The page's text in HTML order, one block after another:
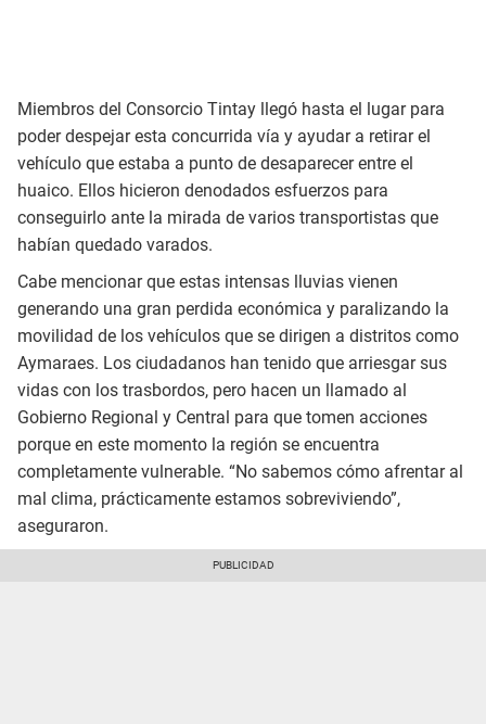
Miembros del Consorcio Tintay llegó hasta el lugar para
poder despejar esta concurrida vía y ayudar a retirar el
vehículo que estaba a punto de desaparecer entre el
huaico. Ellos hicieron denodados esfuerzos para
conseguirlo ante la mirada de varios transportistas que
habían quedado varados.
Cabe mencionar que estas intensas lluvias vienen
generando una gran perdida económica y paralizando la
movilidad de los vehículos que se dirigen a distritos como
Aymaraes. Los ciudadanos han tenido que arriesgar sus
vidas con los trasbordos, pero hacen un llamado al
Gobierno Regional y Central para que tomen acciones
porque en este momento la región se encuentra
completamente vulnerable. “No sabemos cómo afrentar al
mal clima, prácticamente estamos sobreviviendo”,
aseguraron.